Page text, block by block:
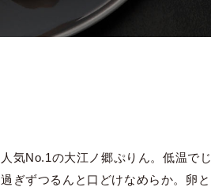
気No.1の大江ノ郷ぷりん。低温でじ
ぎずつるんと口どけなめらか。卵と